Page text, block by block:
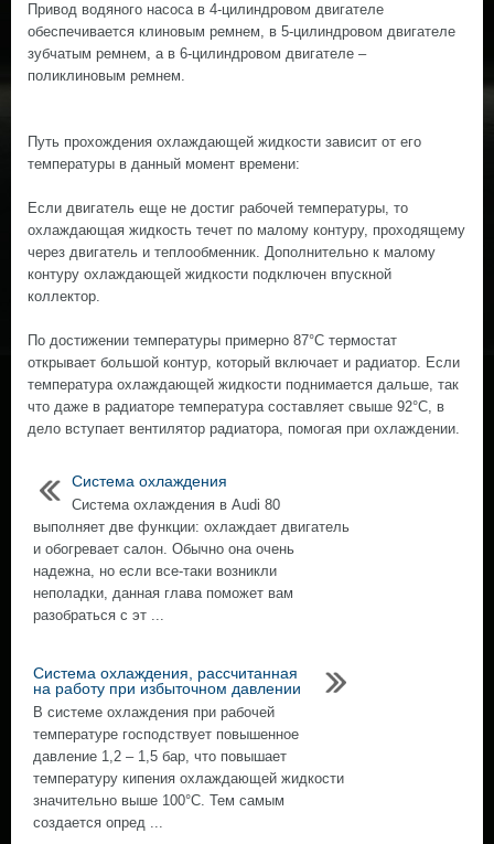
Привод водяного насоса в 4-цилиндровом двигателе
обеспечивается клиновым ремнем, в 5-цилиндровом двигателе
зубчатым ремнем, а в 6-цилиндровом двигателе –
поликлиновым ремнем.
Путь прохождения охлаждающей жидкости зависит от его
температуры в данный момент времени:
Если двигатель еще не достиг рабочей температуры, то
охлаждающая жидкость течет по малому контуру, проходящему
через двигатель и теплообменник. Дополнительно к малому
контуру охлаждающей жидкости подключен впускной
коллектор.
По достижении температуры примерно 87°С термостат
открывает большой контур, который включает и радиатор. Если
температура охлаждающей жидкости поднимается дальше, так
что даже в радиаторе температура составляет свыше 92°С, в
дело вступает вентилятор радиатора, помогая при охлаждении.
Система охлаждения
Система охлаждения в Audi 80
выполняет две функции: охлаждает двигатель
и обогревает салон. Обычно она очень
надежна, но если все-таки возникли
неполадки, данная глава поможет вам
разобраться с эт ...
Система охлаждения, рассчитанная
на работу при избыточном давлении
В системе охлаждения при рабочей
температуре господствует повышенное
давление 1,2 – 1,5 бар, что повышает
температуру кипения охлаждающей жидкости
значительно выше 100°С. Тем самым
создается опред ...